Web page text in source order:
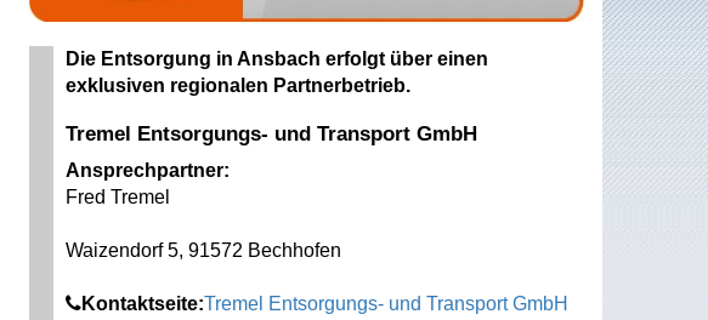
Die Entsorgung in Ansbach erfolgt über einen
exklusiven regionalen Partnerbetrieb.
Tremel Entsorgungs- und Transport GmbH
Ansprechpartner:
Fred Tremel
Waizendorf 5, 91572 Bechhofen
Kontaktseite:Tremel Entsorgungs- und Transport GmbH